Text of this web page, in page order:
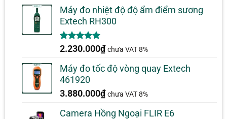
đánh giá
Máy đo nhiệt độ độ ẩm điểm sương
Extech RH300
5.00trên 5
1
đánh giá
2.230.000₫ chưa VAT 8%
Máy đo tốc độ vòng quay Extech
461920
3.880.000₫ chưa VAT 8%
Camera Hồng Ngoại FLIR E6